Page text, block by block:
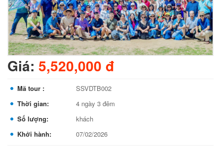
Giá: 5,520,000 đ
Mã tour :
SSVDTB002
Thời gian:
4 ngày 3 đêm
Số lượng:
khách
Khởi hành:
07/02/2026